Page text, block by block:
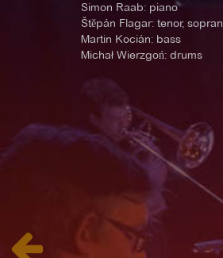
Simon Raab: piano
Štěpán Flagar: tenor,
Martin Kocián: bass
Michał Wierzgoń: drums